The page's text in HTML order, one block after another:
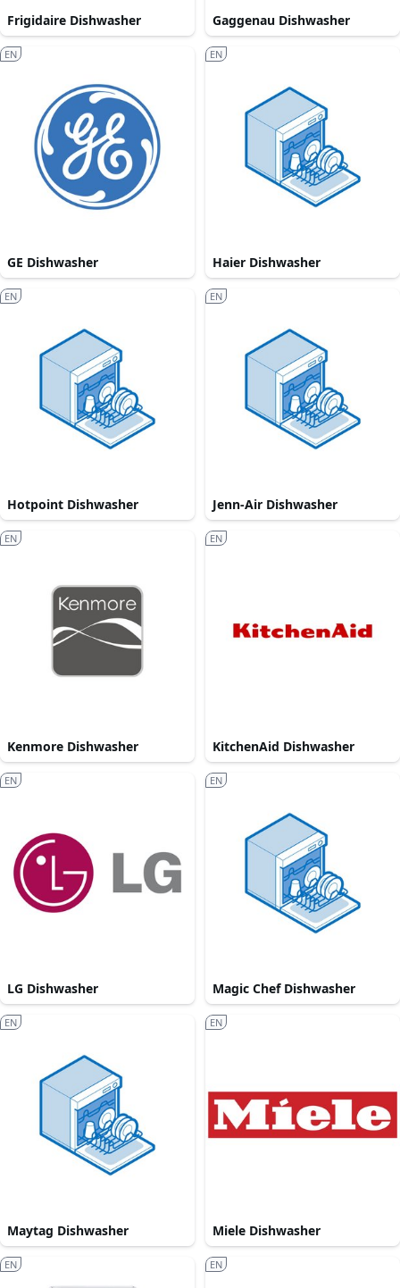
Frigidaire Dishwasher Gaggenau Dishwasher
GE Dishwasher
EN
Haier Dishwasher
EN
Hotpoint Dishwasher
EN
Jenn-Air Dishwasher
EN
Kenmore Dishwasher
EN
KitchenAid Dishwasher
EN
LG Dishwasher
EN
Magic Chef Dishwasher
EN
Maytag Dishwasher
EN
Miele Dishwasher
EN
EN EN